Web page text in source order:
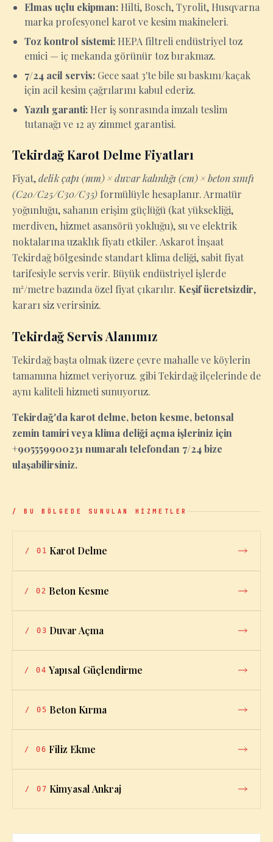
Elmas uçlu ekipman: Hilti, Bosch, Tyrolit, Husqvarna
marka profesyonel karot ve kesim makineleri.
Toz kontrol sistemi: HEPA filtreli endüstriyel toz
emici — iç mekanda görünür toz bırakmaz.
7/24 acil servis: Gece saat 3'te bile su baskını/kaçak
için acil kesim çağrılarını kabul ederiz.
Yazılı garanti: Her iş sonrasında imzalı teslim
tutanağı ve 12 ay zimmet garantisi.
Tekirdağ Karot Delme Fiyatları
Fiyat,delik çapı (mm) × duvar kalınlığı (cm) × beton sınıfı
(C20/C25/C30/C35) formülüyle hesaplanır. Armatür
yoğunluğu, sahanın erişim güçlüğü (kat yüksekliği,
merdiven, hizmet asansörü yokluğu), su ve elektrik
noktalarına uzaklık fiyatı etkiler. Askarot İnşaat
Tekirdağ bölgesinde standart klima deliği, sabit fiyat
tarifesiyle servis verir. Büyük endüstriyel işlerde
m²/metre bazında özel fiyat çıkarılır. Keşif ücretsizdir,
kararı siz verirsiniz.
Tekirdağ Servis Alanımız
Tekirdağ başta olmak üzere çevre mahalle ve köylerin
tamamına hizmet veriyoruz. gibi Tekirdağ ilçelerinde de
aynı kaliteli hizmeti sunuyoruz.
Tekirdağ'da karot delme, beton kesme, betonsal
zemin tamiri veya klima deliği açma işleriniz için
+905559900231 numaralı telefondan 7/24 bize
ulaşabilirsiniz.
/ BU BÖLGEDE SUNULAN HİZMETLER
/ 01 Karot Delme
/ 02 Beton Kesme
/ 03 Duvar Açma
/ 04 Yapısal Güçlendirme
/ 05 Beton Kırma
/ 06 Filiz Ekme
/ 07 Kimyasal Ankraj